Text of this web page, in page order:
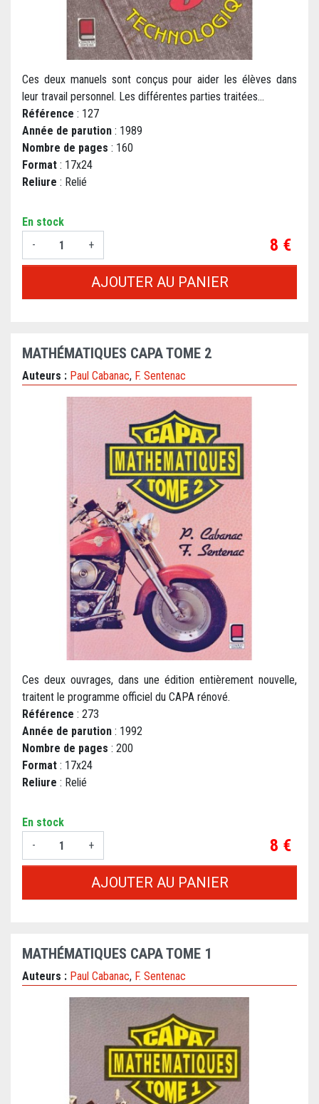
Ces deux manuels sont conçus pour aider les élèves dans
leur travail personnel. Les différentes parties traitées...
Référence : 127
Année de parution : 1989
Nombre de pages : 160
Format : 17x24
Reliure : Relié
En stock
-
+ Prix
8 €
AJOUTER AU PANIER
MATHÉMATIQUES CAPA TOME 2
Auteurs : Paul Cabanac, F. Sentenac
Ces deux ouvrages, dans une édition entièrement nouvelle,
traitent le programme officiel du CAPA rénové.
Référence : 273
Année de parution : 1992
Nombre de pages : 200
Format : 17x24
Reliure : Relié
En stock
-
+ Prix
8 €
AJOUTER AU PANIER
MATHÉMATIQUES CAPA TOME 1
Auteurs : Paul Cabanac, F. Sentenac